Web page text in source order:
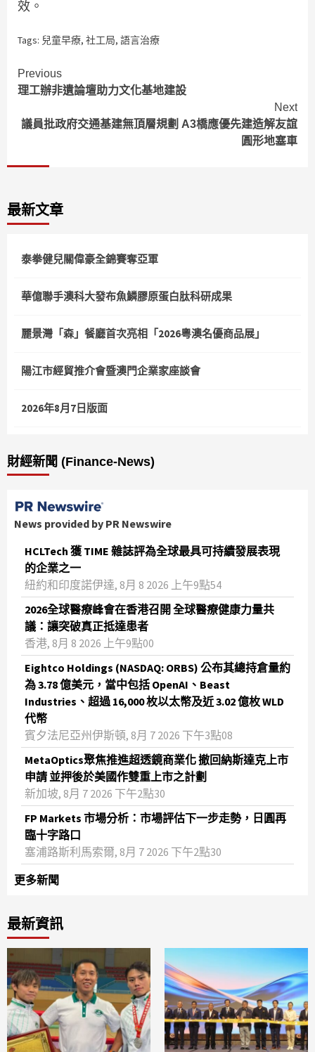
效。
Tags: 兒童早療, 社工局, 語言治療
Continue
Reading
Previous
理工辦非遺論壇助力文化基地建設
Next
議員批政府交通基建無頂層規劃 A3橋應優先建造解友誼
圓形地塞車
最新文章
泰拳健兒關偉豪全錦賽奪亞軍
華億聯手澳科大發布魚鱗膠原蛋白肽科研成果
麗景灣「森」餐廳首次亮相「2026粵澳名優商品展」
陽江市經貿推介會暨澳門企業家座談會
2026年8月7日版面
財經新聞 (Finance-News)
News provided by PR Newswire
HCLTech 獲 TIME 雜誌評為全球最具可持續發展表現
的企業之一
紐約和印度諾伊達, 8月 8 2026 上午9點54
2026全球醫療峰會在香港召開 全球醫療健康力量共
議：讓突破真正抵達患者
香港, 8月 8 2026 上午9點00
Eightco Holdings (NASDAQ: ORBS) 公布其總持倉量約
為 3.78 億美元，當中包括 OpenAI、Beast
Industries、超過 16,000 枚以太幣及近 3.02 億枚 WLD
代幣
賓夕法尼亞州伊斯頓, 8月 7 2026 下午3點08
MetaOptics聚焦推進超透鏡商業化 撤回納斯達克上市
申請 並押後於美國作雙重上市之計劃
新加坡, 8月 7 2026 下午2點30
FP Markets 市場分析：市場評估下一步走勢，日圓再
臨十字路口
塞浦路斯利馬索爾, 8月 7 2026 下午2點30
更多新聞
最新資訊